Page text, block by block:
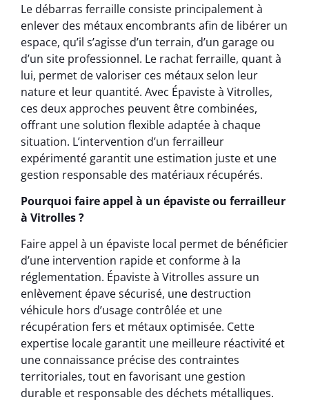
Le débarras ferraille consiste principalement à
enlever des métaux encombrants afin de libérer un
espace, qu’il s’agisse d’un terrain, d’un garage ou
d’un site professionnel. Le rachat ferraille, quant à
lui, permet de valoriser ces métaux selon leur
nature et leur quantité. Avec Épaviste à Vitrolles,
ces deux approches peuvent être combinées,
offrant une solution flexible adaptée à chaque
situation. L’intervention d’un ferrailleur
expérimenté garantit une estimation juste et une
gestion responsable des matériaux récupérés.
Pourquoi faire appel à un épaviste ou ferrailleur
à Vitrolles ?
Faire appel à un épaviste local permet de bénéficier
d’une intervention rapide et conforme à la
réglementation. Épaviste à Vitrolles assure un
enlèvement épave sécurisé, une destruction
véhicule hors d’usage contrôlée et une
récupération fers et métaux optimisée. Cette
expertise locale garantit une meilleure réactivité et
une connaissance précise des contraintes
territoriales, tout en favorisant une gestion
durable et responsable des déchets métalliques.